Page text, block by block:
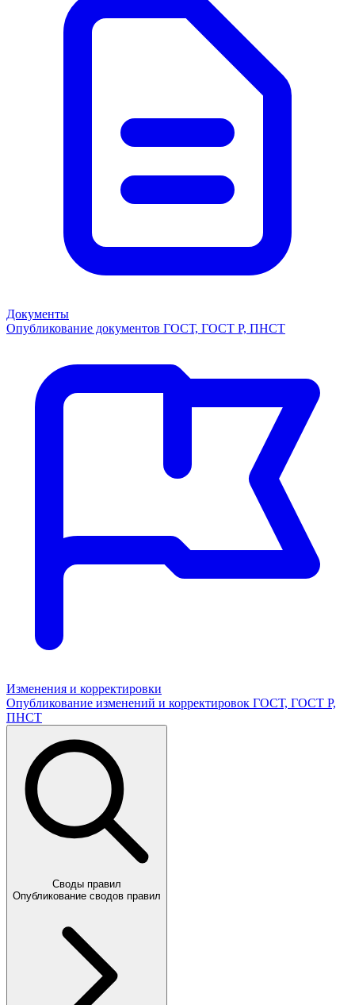
Документы
Опубликование документов ГОСТ, ГОСТ Р, ПНСТ
Изменения и корректировки
Опубликование изменений и корректировок ГОСТ, ГОСТ Р,
ПНСТ
Своды правил
Опубликование сводов правил